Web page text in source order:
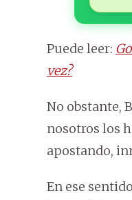
Puede leer:
vez?
No obstante,
nosotros los
apostando,
En ese